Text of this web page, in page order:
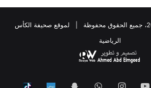
© حقوق النشر 2026، جميع الحقوق محفوظة | لموقع صحيفة الكأس
الرياضية
‫YouTubeانستقرامواتساب